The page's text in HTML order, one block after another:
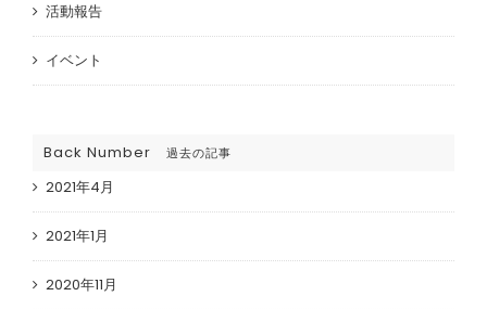
活動報告
イベント
Back Number 過去の記事
2021年4月
2021年1月
2020年11月